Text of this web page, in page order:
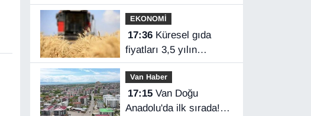
planlamasında
EKONOMİ
17:36Küresel gıda
fiyatları 3,5 yılın
zirvesinde
Van Haber
17:15Van Doğu
Anadolu'da ilk sırada!